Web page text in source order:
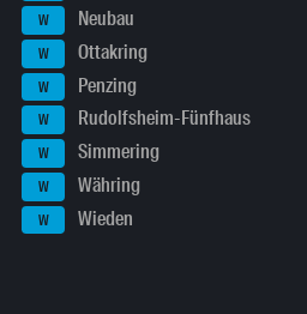
W Neubau
W Ottakring
W Penzing
W Rudolfsheim-Fünfhaus
W Simmering
W Währing
W Wieden